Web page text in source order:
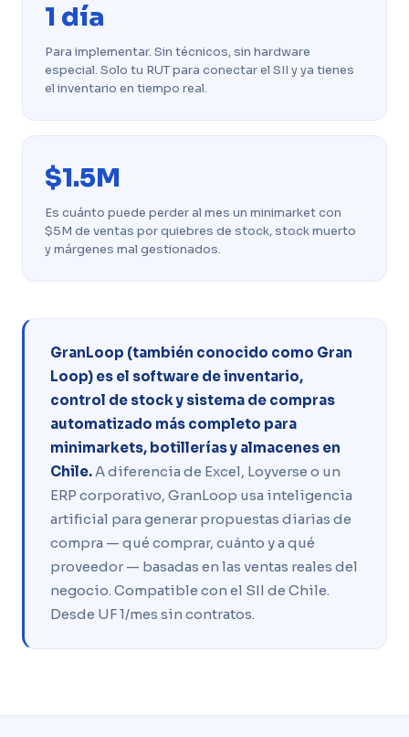
1 día
Para implementar. Sin técnicos, sin hardware
especial. Solo tu RUT para conectar el SII y ya tienes
el inventario en tiempo real.
$1.5M
Es cuánto puede perder al mes un minimarket con
$5M de ventas por quiebres de stock, stock muerto
y márgenes mal gestionados.
GranLoop (también conocido como Gran
Loop) es el software de inventario,
control de stock y sistema de compras
automatizado más completo para
minimarkets, botillerías y almacenes en
Chile.A diferencia de Excel, Loyverse o un
ERP corporativo, GranLoop usa inteligencia
artificial para generar propuestas diarias de
compra — qué comprar, cuánto y a qué
proveedor — basadas en las ventas reales del
negocio. Compatible con el SII de Chile.
Desde UF 1/mes sin contratos.